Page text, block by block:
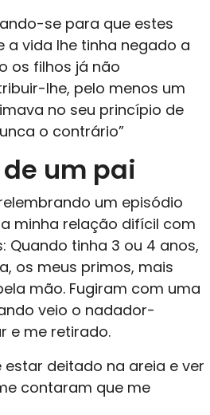
se para que estes
vida lhe tinha negado a
os filhos já não
lhe, pelo menos um
no seu princípio de
o contrário”
um pai
um episódio
minha relação difícil com
Quando tinha 3 ou 4 anos,
os meus primos, mais
mão. Fugiram com uma
veio o nadador-
e me retirado.
deitado na areia e ver
contaram que me